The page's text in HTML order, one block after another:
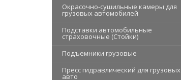
Окрасочно-сушильные камеры для
грузовых автомобилей
Подставки автомобильные
страховочные (Стойки)
Подъемники грузовые
Пресс гидравлический для грузовых
авто